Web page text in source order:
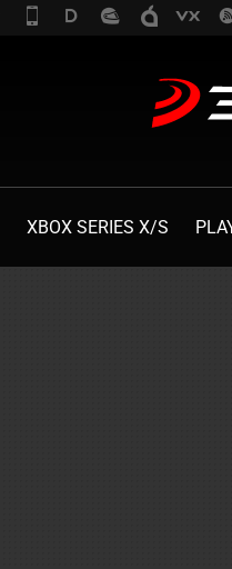
XBOX SERIES X/S